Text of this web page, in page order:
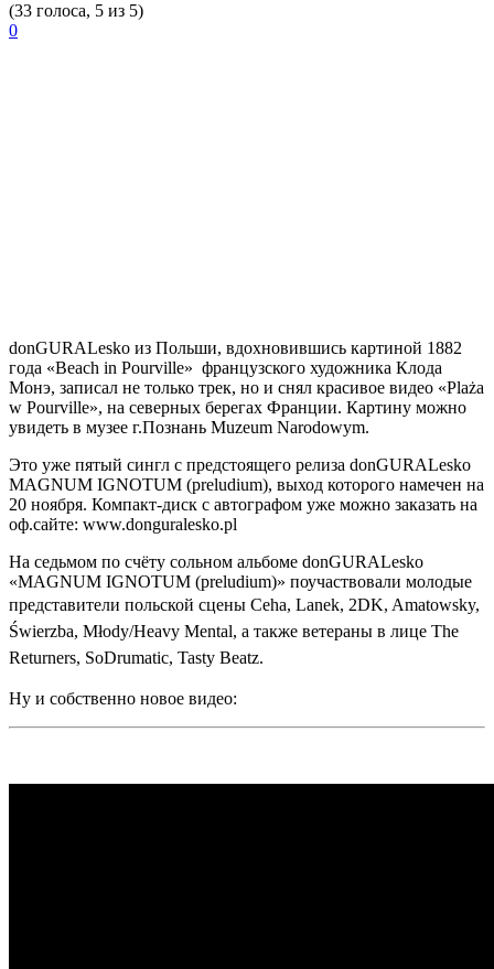
(33 голоса, 5 из 5)
0
donGURALesko из Польши, вдохновившись картиной 1882
года «Beach in Pourville» французского художника Клода
Монэ, записал не только трек, но и снял красивое видео «Plaża
w Pourville», на северных берегах Франции. Картину можно
увидеть в музее г.Познань Muzeum Narodowym.
Это уже пятый сингл с предстоящего релиза donGURALesko
MAGNUM IGNOTUM (preludium), выход которого намечен на
20 ноября. Компакт-диск с автографом уже можно заказать на
оф.сайте: www.donguralesko.pl
На седьмом по счёту сольном альбоме donGURALesko
«MAGNUM IGNOTUM (preludium)» поучаствовали молодые
представители польской сцены Ceha, Lanek, 2DK, Amatowsky,
Świerzba, Młody/Heavy Mental, а также ветераны в лице The
Returners, SoDrumatic, Tasty Beatz.
Ну и собственно новое видео: